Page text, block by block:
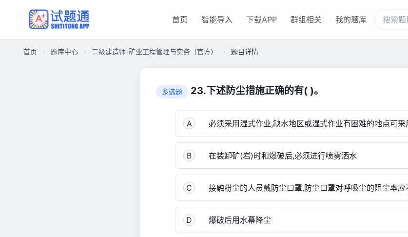
首页 智能导入 下载APP 群组相关 我的题库
首页 题库中心 二级建造师-矿业工程管理与实务（官方） 题目详情
多选题 23.下述防尘措施正确的有( )。
A 必须采用湿式作业,缺水地区或湿式作业有困难的地点可采
B 在装卸矿(岩)时和爆破后,必须进行喷雾洒水
C 接触粉尘的人员戴防尘口罩,防尘口罩对呼吸尘的阻尘率应
D 爆破后用水幕降尘